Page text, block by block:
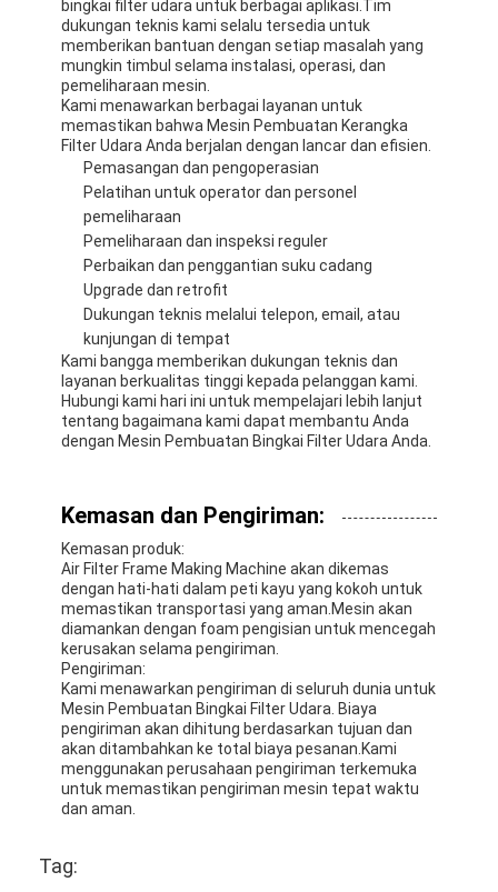
bingkai filter udara untuk berbagai aplikasi.Tim
dukungan teknis kami selalu tersedia untuk
memberikan bantuan dengan setiap masalah yang
mungkin timbul selama instalasi, operasi, dan
pemeliharaan mesin.
Kami menawarkan berbagai layanan untuk
memastikan bahwa Mesin Pembuatan Kerangka
Filter Udara Anda berjalan dengan lancar dan efisien.
Pemasangan dan pengoperasian
Pelatihan untuk operator dan personel
pemeliharaan
Pemeliharaan dan inspeksi reguler
Perbaikan dan penggantian suku cadang
Upgrade dan retrofit
Dukungan teknis melalui telepon, email, atau
kunjungan di tempat
Kami bangga memberikan dukungan teknis dan
layanan berkualitas tinggi kepada pelanggan kami.
Hubungi kami hari ini untuk mempelajari lebih lanjut
tentang bagaimana kami dapat membantu Anda
dengan Mesin Pembuatan Bingkai Filter Udara Anda.
Kemasan dan Pengiriman:
Kemasan produk:
Air Filter Frame Making Machine akan dikemas
dengan hati-hati dalam peti kayu yang kokoh untuk
memastikan transportasi yang aman.Mesin akan
diamankan dengan foam pengisian untuk mencegah
kerusakan selama pengiriman.
Pengiriman:
Kami menawarkan pengiriman di seluruh dunia untuk
Mesin Pembuatan Bingkai Filter Udara. Biaya
pengiriman akan dihitung berdasarkan tujuan dan
akan ditambahkan ke total biaya pesanan.Kami
menggunakan perusahaan pengiriman terkemuka
untuk memastikan pengiriman mesin tepat waktu
dan aman.
Tag: